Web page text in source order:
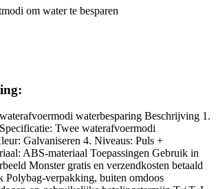
waterbesparing Beschrijving 1.
Twee waterafvoermodi
Galvaniseren 4. Niveaus: Puls +
ABS-materiaal Toepassingen Gebruik in
Monster gratis en verzendkosten betaald
Polybag-verpakking, buiten omdoos